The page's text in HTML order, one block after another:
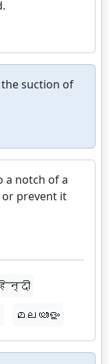
suction of
a notch of a
prevent it
മലയാളം